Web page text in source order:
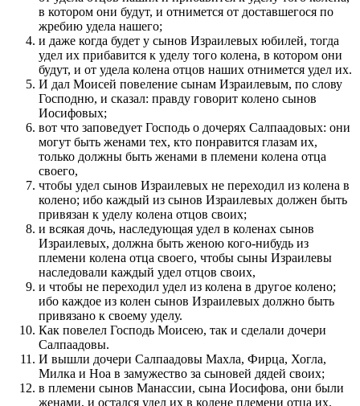
в котором они будут, и отнимется от доставшегося по
жребию удела нашего;
и даже когда будет у сынов Израилевых юбилей, тогда
удел их прибавится к уделу того колена, в котором они
будут, и от удела колена отцов наших отнимется удел их.
И дал Моисей повеление сынам Израилевым, по слову
Господню, и сказал: правду говорит колено сынов
Иосифовых;
вот что заповедует Господь о дочерях Салпаадовых: они
могут быть женами тех, кто понравится глазам их,
только должны быть женами в племени колена отца
своего,
чтобы удел сынов Израилевых не переходил из колена в
колено; ибо каждый из сынов Израилевых должен быть
привязан к уделу колена отцов своих;
и всякая дочь, наследующая удел в коленах сынов
Израилевых, должна быть женою кого-нибудь из
племени колена отца своего, чтобы сыны Израилевы
наследовали каждый удел отцов своих,
и чтобы не переходил удел из колена в другое колено;
ибо каждое из колен сынов Израилевых должно быть
привязано к своему уделу.
Как повелел Господь Моисею, так и сделали дочери
Салпаадовы.
И вышли дочери Салпаадовы Махла, Фирца, Хогла,
Милка и Ноа в замужество за сыновей дядей своих;
в племени сынов Манассии, сына Иосифова, они были
женами, и остался удел их в колене племени отца их.